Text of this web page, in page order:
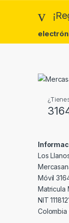
Los
Móvil
Matricula
NIT
Colombia